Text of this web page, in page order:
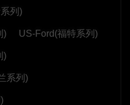
列)
) US-Ford(福特系列)
)
系列)